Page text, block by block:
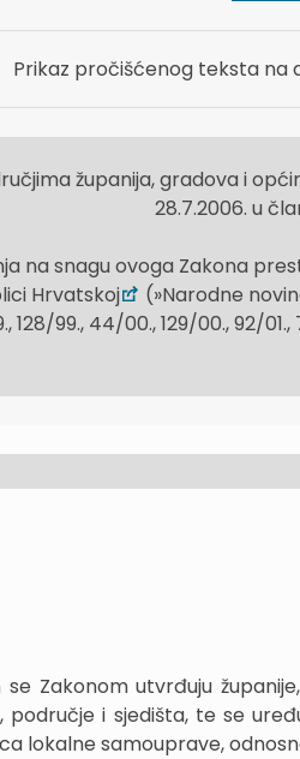
Prikaz pročišćenog teksta na
županija, gradova i
28.7.2006. u
na snagu ovoga Zakona
Hrvatskoj
(»Narodne
128/99., 44/00., 129/00., 92/
se Zakonom utvrđuju
područje i sjedišta, te se
lokalne samouprave,